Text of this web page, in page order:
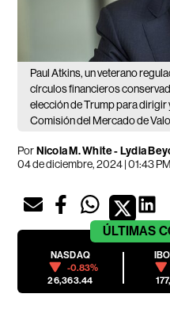
Paul Atkins, un veterano
círculos financieros
elección de Trump para
Comisión del Mercado de
PorNicola M. White - Lydia
04 de diciembre, 2024 | 01:43 PM
ÚLTIMAS
NASDAQ
-0.83%
26,363.44